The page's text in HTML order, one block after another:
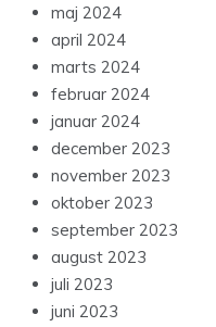
maj 2024
april 2024
marts 2024
februar 2024
januar 2024
december 2023
november 2023
oktober 2023
september 2023
august 2023
juli 2023
juni 2023